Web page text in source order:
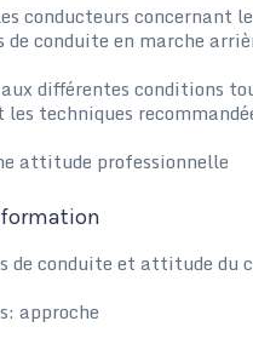
conducteurs concernant
de conduite en marche
différentes conditions
techniques
attitude professionnelle
de conduite et attitude du
approche